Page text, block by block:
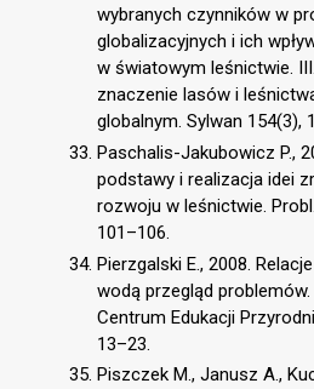
wybranych czynników w
globalizacyjnych i ich
w światowym leśnictwie.
znaczenie lasów i
globalnym. Sylwan 154(3),
Paschalis-Jakubowicz P.,
podstawy i realizacja idei
rozwoju w leśnictwie.
101–106.
Pierzgalski E., 2008.
wodą przegląd problemów.
Centrum Edukacji
13–23.
Piszczek M., Janusz A.,